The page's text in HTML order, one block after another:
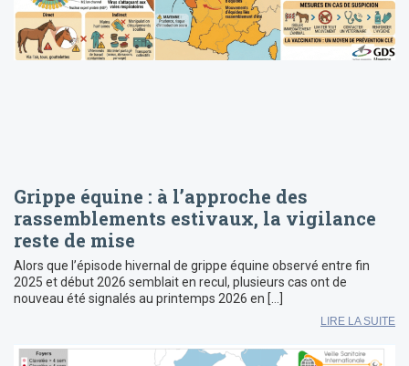
Grippe équine : à l’approche des
rassemblements estivaux, la vigilance
reste de mise
Alors que l’épisode hivernal de grippe équine observé entre fin
2025 et début 2026 semblait en recul, plusieurs cas ont de
nouveau été signalés au printemps 2026 en […]
LIRE LA SUITE